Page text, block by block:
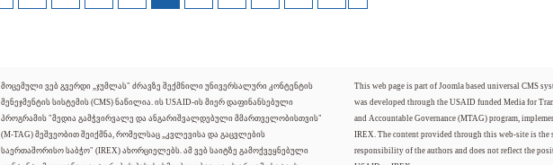
მოცემული ვებ გვერდი „ჯუმლას" ძრავზე შექმნილი უნივერსალური კონტენტის
მენეჯმენტის სისტემის (CMS) ნაწილია. ის USAID-ის მიერ დაფინანსებული
პროგრამის "მედია გამჭვირვალე და ანგარიშვალდებული მმართველობისთვის"
(M-TAG) მეშვეობით შეიქმნა, რომელსაც „კვლევისა და გაცვლების
საერთაშორისო საბჭო" (IREX) ახორციელებს. ამ ვებ საიტზე გამოქვეყნებული
This web page is part of Joomla based universal CMS
was developed through the USAID funded Media for
and Accountable Governance (MTAG) program,
IREX. The content provided through this web-site is the
responsibility of the authors and does not reflect the